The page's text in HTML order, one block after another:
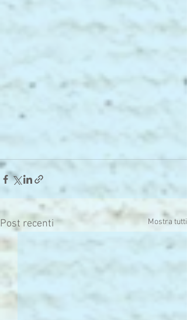
Post recenti Mostra tutti